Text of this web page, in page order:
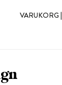
VARUKORG |